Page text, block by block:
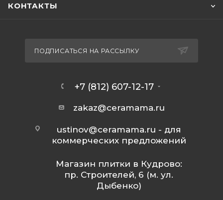
КОНТАКТЫ
ПОДПИСАТЬСЯ НА РАССЫЛКУ
+7 (812) 607-12-17
zakaz@ceramama.ru
ustinov@ceramama.ru - для
коммерческих предложений
Магазин плитки в Кудрово:
пр. Строителей, 6 (м. ул.
Дыбенко)